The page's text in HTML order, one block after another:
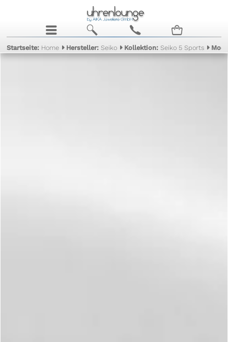
j b c n
Startseite: Home Hersteller:Seiko Kollektion:Seiko 5 Sports